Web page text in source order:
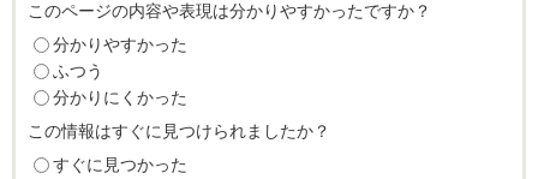
このページの内容や表現は分かりやすかったですか？
分かりやすかった
ふつう
分かりにくかった
この情報はすぐに見つけられましたか？
すぐに見つかった